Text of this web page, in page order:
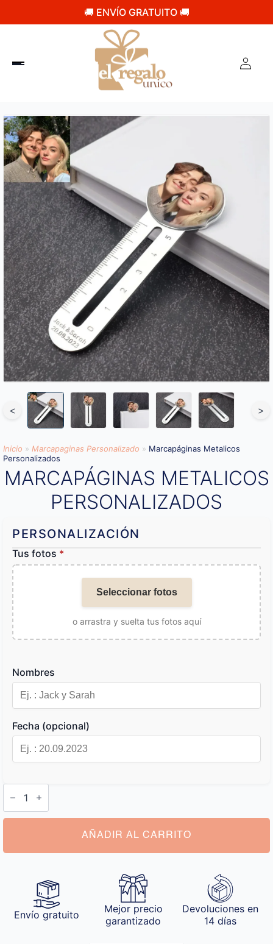
🚚 ENVÍO GRATUITO 🚚
< >
Inicio » Marcapaginas Personalizado » Marcapáginas Metalicos
Personalizados
MARCAPÁGINAS METALICOS
PERSONALIZADOS
PERSONALIZACIÓN
Tus fotos *
Seleccionar fotos
o arrastra y suelta tus fotos aquí
Nombres
Fecha (opcional)
Marcapáginas
Metalicos
Personalizados
cantidad
AÑADIR AL CARRITO
Envío gratuito
Mejor precio
garantizado
Devoluciones en
14 días